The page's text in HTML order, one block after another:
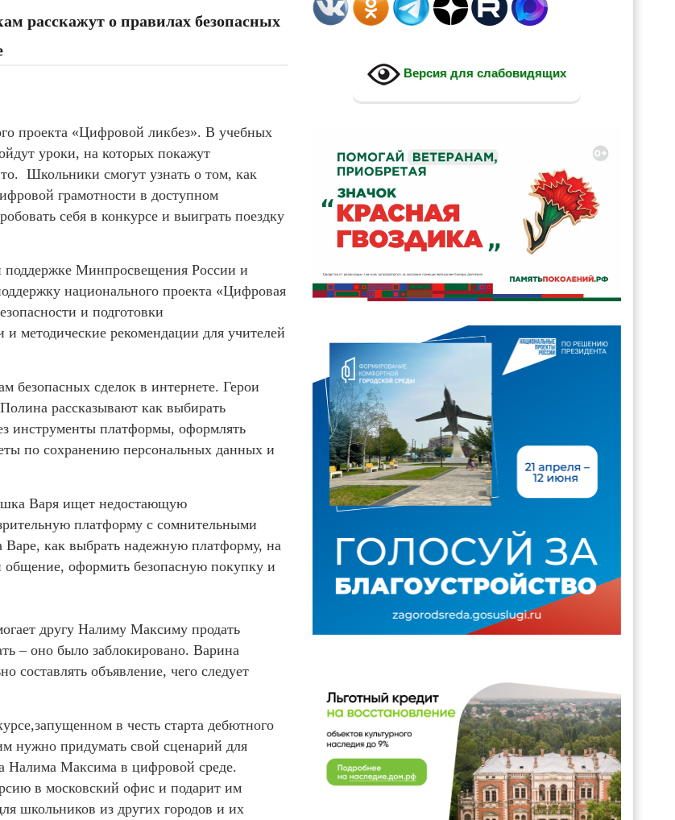
расскажут о правилах безопасных
проекта «Цифровой ликбез». В учебных
уроки, на которых покажут
Школьники смогут узнать о том, как
грамотности в доступном
себя в конкурсе и выиграть поездку
Минпросвещения России и
национального проекта «Цифровая
и подготовки
методические рекомендации для учителей
безопасных сделок в интернете. Герои
рассказывают как выбирать
инструменты платформы, оформлять
по сохранению персональных данных и
Варя ищет недостающую
платформу с сомнительными
Варе, как выбрать надежную платформу, на
общение, оформить безопасную покупку и
другу Налиму Максиму продать
– оно было заблокировано. Варина
составлять объявление, чего следует
в честь старта дебютного
нужно придумать свой сценарий для
Максима в цифровой среде.
в московский офис и подарит им
школьников из других городов и их
Версия для слабовидящих